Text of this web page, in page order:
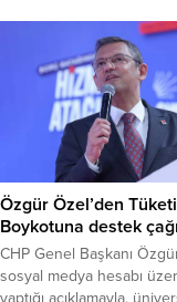
Müdürlüğü ve Tarsus İlçe
Müdürlüğü KOM Büro
ekiplerinin koordineli
gerçekleştirilen
tefecilik yaparak haksız
elde eden 40 şüpheli
alındı. Operasyon
yapılan aramalarda çok...
Özgür Özel’den
Boykotuna destek
CHP Genel Başkanı
sosyal medya hesabı